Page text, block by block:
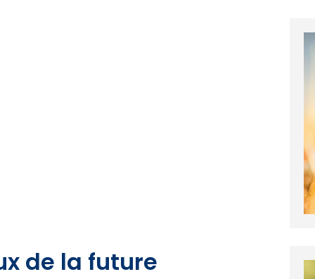
de la future